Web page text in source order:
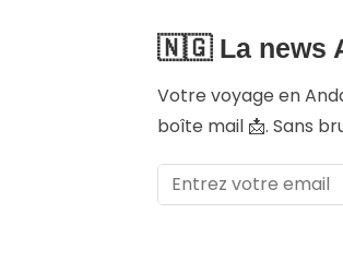
🇳🇬 La news
Votre voyage en
boîte mail 📩. Sans